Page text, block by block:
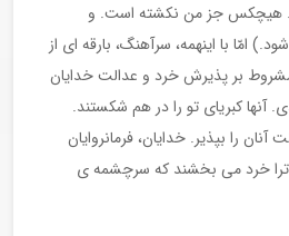
هیچکس جز من نکشته است. و
امّا با اینهمه، سرآهنگ، بارقه ای از
مشروط بر پذیرش خرد و عدالت خدایان
آنها کبریای تو را در هم شکستند.
آنان را بپذیر. خدایان، فرمانروایان
ترا خرد می بخشند که سرچشمه ی